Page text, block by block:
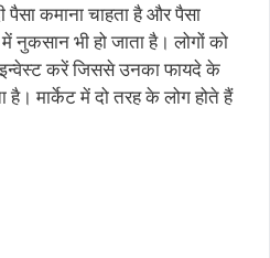
कमाना चाहता है और पैसा
भी हो जाता है। लोगों को
इन्वेस्ट करें जिससे उनका फायदे के
मार्केट में दो तरह के लोग होते हैं